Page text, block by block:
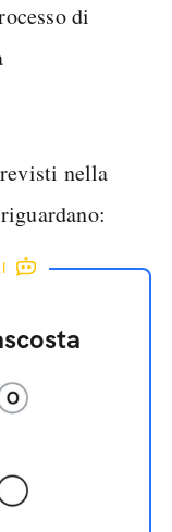
di
nella